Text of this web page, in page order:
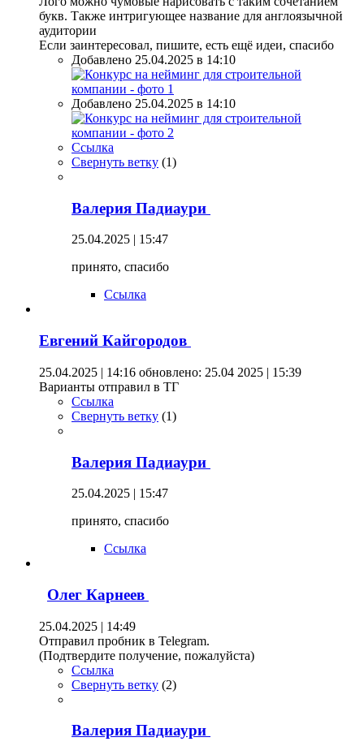
букв. Также интригующее название для англоязычной
аудитории
Если заинтересовал, пишите, есть ещё идеи, спасибо
Добавлено 25.04.2025 в 14:10
Добавлено 25.04.2025 в 14:10
Ссылка
Свернуть ветку (1)
Валерия Падиаури
25.04.2025 | 15:47
принято, спасибо
Ссылка
Евгений Кайгородов
25.04.2025 | 14:16 обновлено: 25.04 2025 | 15:39
Варианты отправил в ТГ
Ссылка
Свернуть ветку (1)
Валерия Падиаури
25.04.2025 | 15:47
принято, спасибо
Ссылка
Олег Карнеев
25.04.2025 | 14:49
Отправил пробник в Telegram.
(Подтвердите получение, пожалуйста)
Ссылка
Свернуть ветку (2)
Валерия Падиаури